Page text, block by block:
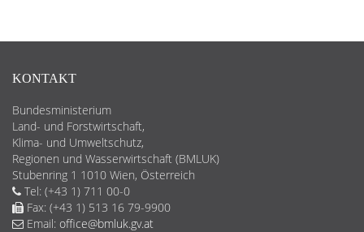
KONTAKT
Bundesministerium
Land- und Forstwirtschaft,
Klima- und Umweltschutz,
Regionen und Wasserwirtschaft (BMLUK)
Stubenring 1 1010 Wien, Österreich
Tel: (+43 1) 711 00-0
Fax: (+43 1) 513 16 79-9900
Email: office@bmluk.gv.at